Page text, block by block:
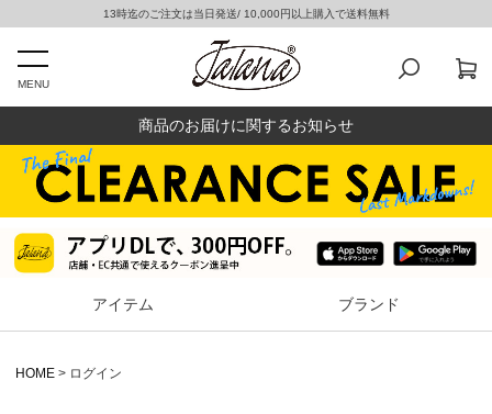
13時迄のご注文は当日発送/ 10,000円以上購入で送料無料
MENU
商品のお届けに関するお知らせ
アイテム ブランド
HOME ログイン